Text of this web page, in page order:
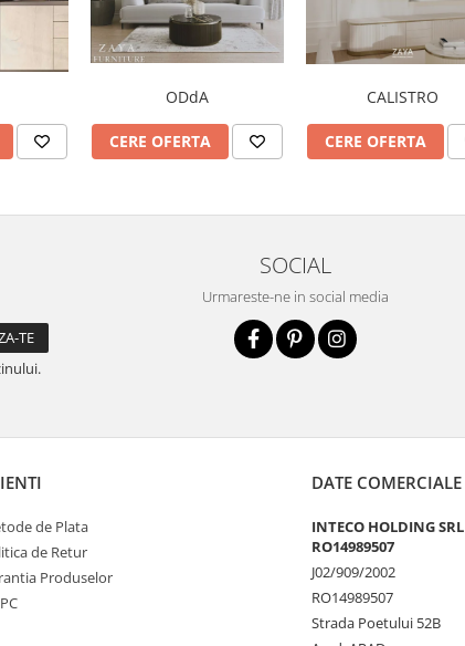
ODdA
CERE OFERTA
CALISTRO
CERE OFERTA
SOCIAL
Urmareste-ne in social media
de Plata
de Retur
Produselor
DATE COMERCIALE
INTECO HOLDING SRL
RO14989507
J02/909/2002
RO14989507
Strada Poetului 52B